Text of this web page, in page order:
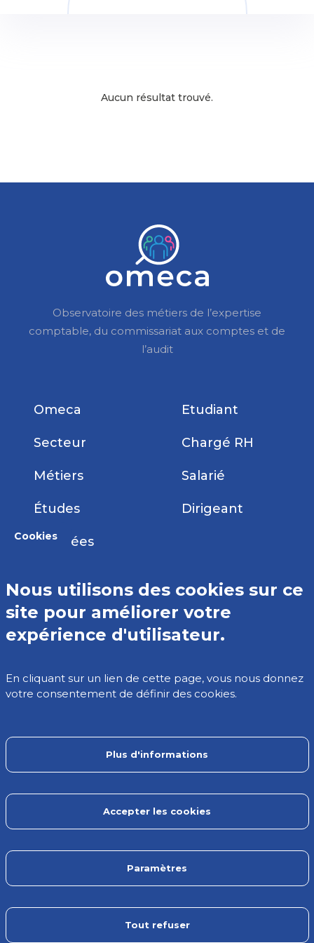
Aucun résultat trouvé.
Observatoire des métiers de l’expertise
comptable, du commissariat aux comptes et de
l’audit
Omeca
Secteur
Métiers
Études
Données
Etudiant
Chargé RH
Salarié
Dirigeant
Comparateur de métiers
La liste des métiers
Les outils
© Copyright ©2024 OMECA. Tous droits réservés
Termes et conditions
Politique de confidentialité
Cookies
Nous utilisons des cookies sur ce
site pour améliorer votre
expérience d'utilisateur.
En cliquant sur un lien de cette page, vous nous donnez
votre consentement de définir des cookies.
Plus d'informations
Accepter les cookies
Paramètres
Tout refuser